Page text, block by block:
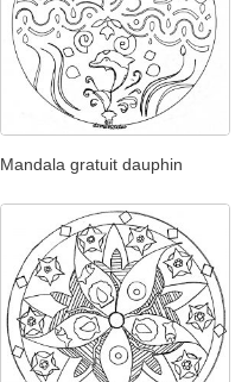
Mandala gratuit dauphin